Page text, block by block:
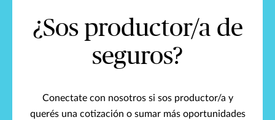
¿Sos productor/a de
seguros?
Conectate con nosotros si sos productor/a y
querés una cotización o sumar más oportunidades